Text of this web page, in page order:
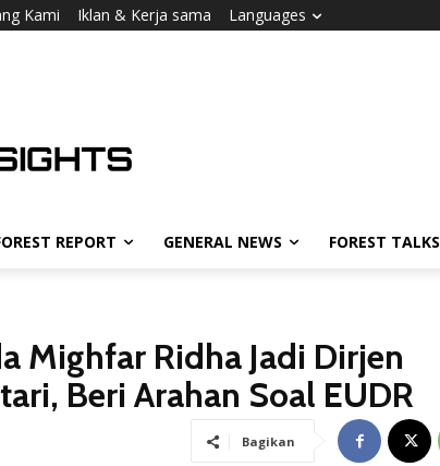
Kami Iklan & Kerja sama Languages
REPORT GENERAL NEWS FOREST TALKS
Mighfar Ridha Jadi Dirjen
Beri Arahan Soal EUDR
Bagikan